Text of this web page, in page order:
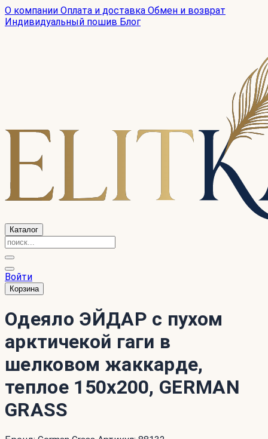
О компании Оплата и доставка Обмен и возврат
Индивидуальный пошив Блог
Каталог
Войти
Корзина
Одеяло ЭЙДАР с пухом
арктичекой гаги в
шелковом жаккарде,
теплое 150x200, GERMAN
GRASS